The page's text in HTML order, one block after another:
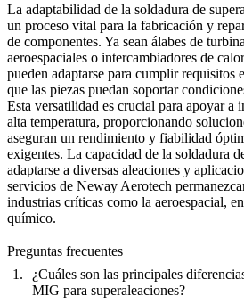
La adaptabilidad de la soldadura de
un proceso vital para la fabricación y
de componentes. Ya sean álabes de
aeroespaciales o intercambiadores de
pueden adaptarse para cumplir requisitos
que las piezas puedan soportar
Esta versatilidad es crucial para apoyar a
alta temperatura, proporcionando
aseguran un rendimiento y fiabilidad
exigentes. La capacidad de la soldadura
adaptarse a diversas aleaciones y
servicios de Neway Aerotech
industrias críticas como la aeroespacial,
químico.
Preguntas frecuentes
¿Cuáles son las principales
MIG para superaleaciones?